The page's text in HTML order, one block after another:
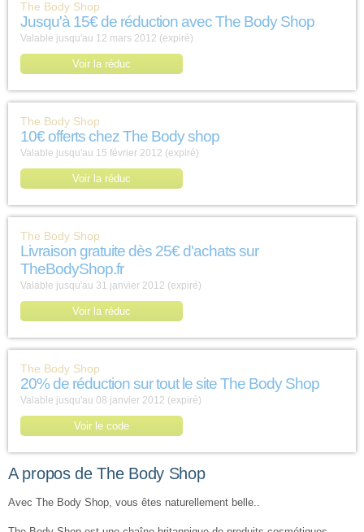
The Body Shop
Jusqu'à 15€ de réduction avec The Body Shop
Valable jusqu'au 12 mars 2012 (expiré)
Voir la réduc
The Body Shop
10€ offerts chez The Body shop
Valable jusqu'au 15 février 2012 (expiré)
Voir la réduc
The Body Shop
Livraison gratuite dès 25€ d'achats sur
TheBodyShop.fr
Valable jusqu'au 31 janvier 2012 (expiré)
Voir la réduc
The Body Shop
20% de réduction sur tout le site The Body Shop
Valable jusqu'au 08 janvier 2012 (expiré)
Voir le code
A propos de The Body Shop
Avec The Body Shop, vous êtes naturellement belle..